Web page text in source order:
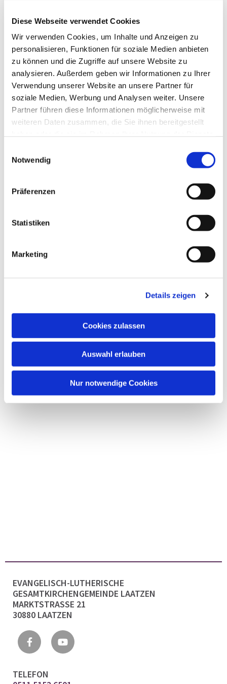
Diese Webseite verwendet Cookies
Wir verwenden Cookies, um Inhalte und Anzeigen zu
personalisieren, Funktionen für soziale Medien anbieten
zu können und die Zugriffe auf unsere Website zu
analysieren. Außerdem geben wir Informationen zu Ihrer
Verwendung unserer Website an unsere Partner für
soziale Medien, Werbung und Analysen weiter. Unsere
Partner führen diese Informationen möglicherweise mit
weiteren Daten zusammen, die Sie ihnen bereitgestellt
Notwendig
Präferenzen
Statistiken
Marketing
Details zeigen
Cookies zulassen
Auswahl erlauben
Nur notwendige Cookies
Leitung: Kreiskantorin Magdalena Andrulewicz
oder per E-Mail:magdalena.andrulewicz@evlka.de
interessieren
EVANGELISCH-LUTHERISCHE
GESAMTKIRCHENGEMEINDE LAATZEN
MARKTSTRASSE 21
30880 LAATZEN
TELEFON